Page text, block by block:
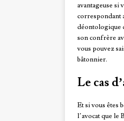
avantageuse
correspondant
déontologique
son confrère
vous pouvez
bâtonnier.
Le cas
Et si vous êtes
l’avocat que le